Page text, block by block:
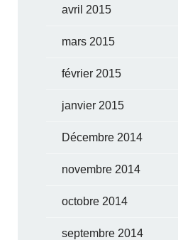
avril 2015
mars 2015
février 2015
janvier 2015
Décembre 2014
novembre 2014
octobre 2014
septembre 2014